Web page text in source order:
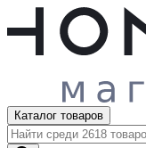
Каталог товаров